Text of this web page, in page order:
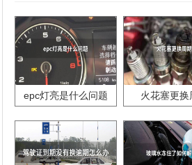
epc灯亮是什么问题 火花塞更换